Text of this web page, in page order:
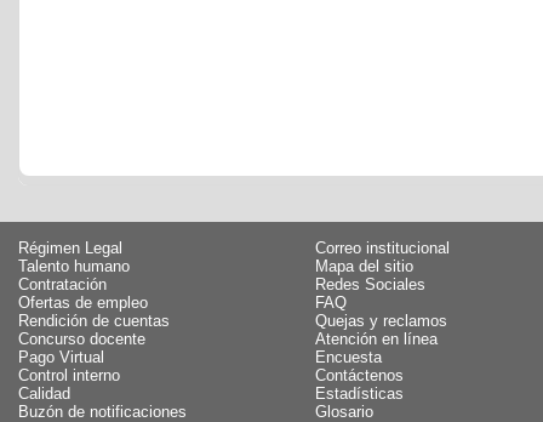
Régimen Legal
Talento humano
Contratación
Ofertas de empleo
Rendición de cuentas
Concurso docente
Pago Virtual
Control interno
Calidad
Buzón de notificaciones
Correo institucional
Mapa del sitio
Redes Sociales
FAQ
Quejas y reclamos
Atención en línea
Encuesta
Contáctenos
Estadísticas
Glosario